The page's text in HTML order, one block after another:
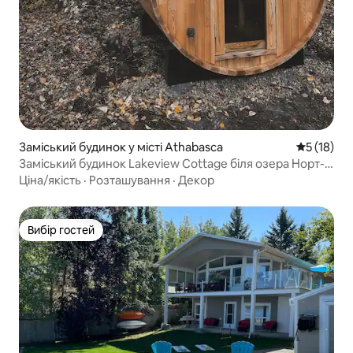
Заміський будинок у місті Athabasca Середня
5 (18)
Заміський будинок Lakeview Cottage біля озера Норт-
Бак
Ціна/якість · Розташування · Декор
Вибір гостей
Вибір гостей